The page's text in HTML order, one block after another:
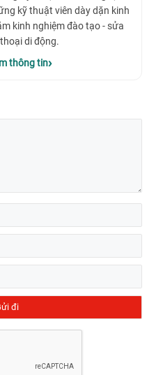
có dịch vụ thay pin
E5540 uy tín, chất
nguyên nhân khiến pin
chi tiết sau:
giảm nhanh chóng trong
không nhận được pin khi
pin phồng to.
pin, phải cắm sạc trong
sạc máy tính tự động tắt
kỹ thuật viên dày dặn kinh
kinh nghiệm đào tạo - sửa
di động.
thông tin